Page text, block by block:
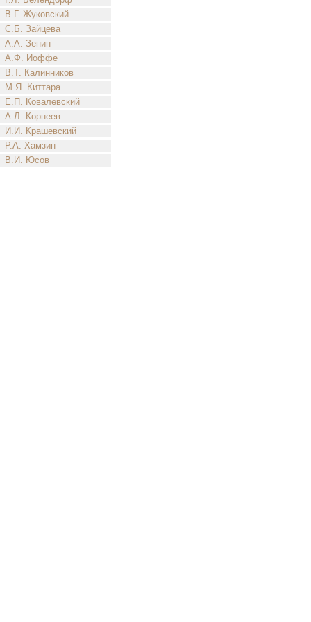
В.Г. Жуковский
С.Б. Зайцева
А.А. Зенин
А.Ф. Иоффе
В.Т. Калинников
М.Я. Киттара
Е.П. Ковалевский
А.Л. Корнеев
И.И. Крашевский
Р.А. Хамзин
В.И. Юсов